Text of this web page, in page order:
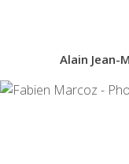
Alain Jean-